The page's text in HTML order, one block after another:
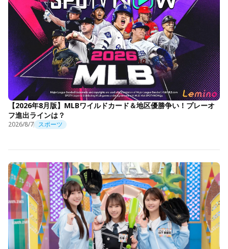
【2026年8月版】MLBワイルドカード＆地区優勝争い！プレーオ
フ進出ラインは？
2026/8/7 スポーツ